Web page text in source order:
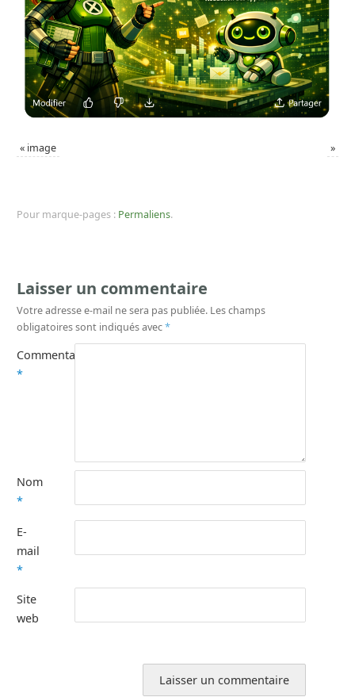
« image »
Pour marque-pages : Permaliens.
Laisser un commentaire
Votre adresse e-mail ne sera pas publiée. Les champs
obligatoires sont indiqués avec*
Commentaire
*
Nom
*
E-
mail
*
Site
web